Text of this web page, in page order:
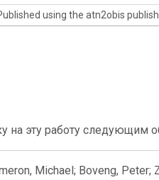
using the atn2obis
на эту работу следующим
Michael; Boveng,